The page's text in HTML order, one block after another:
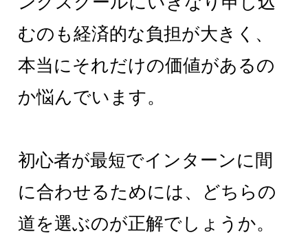
むのも経済的な負担が大きく、
本当にそれだけの価値があるの
か悩んでいます。
初心者が最短でインターンに間
に合わせるためには、どちらの
道を選ぶのが正解でしょうか。